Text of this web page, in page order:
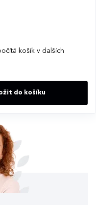
košík v dalších
do košíku